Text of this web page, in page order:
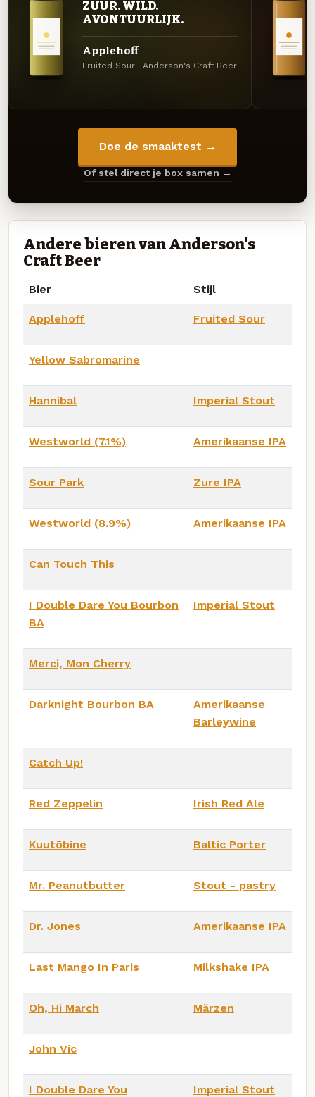
ZUUR. WILD.
AVONTUURLIJK.
Applehoff
Fruited Sour · Anderson's Craft Beer
Doe de smaaktest →
Of stel direct je box samen →
Andere bieren van Anderson's
Craft Beer
Bier Stijl
Applehoff Fruited Sour
Yellow Sabromarine
Hannibal Imperial Stout
Westworld (7.1%) Amerikaanse IPA
Sour Park Zure IPA
Westworld (8.9%) Amerikaanse IPA
Can Touch This
I Double Dare You Bourbon
BA
Imperial Stout
Merci, Mon Cherry
Darknight Bourbon BA
Amerikaanse
Barleywine
Catch Up!
Red Zeppelin Irish Red Ale
Kuutōbine Baltic Porter
Mr. Peanutbutter Stout - pastry
Dr. Jones Amerikaanse IPA
Last Mango In Paris Milkshake IPA
Oh, Hi March Märzen
John Vic
I Double Dare You
Imperial Stout